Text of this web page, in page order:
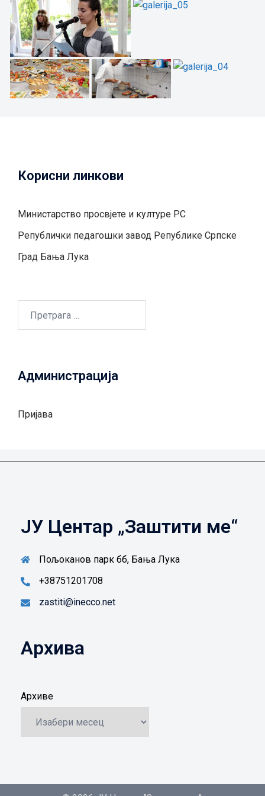
Корисни линкови
Министарство просвјете и културе РС
Републички педагошки завод Републике Српске
Град Бањa Лукa
Администрација
Пријава
ЈУ Центар „Заштити ме“
Пољоканов парк бб, Бања Лука
+38751201708
zastiti@inecco.net
Архива
Архиве